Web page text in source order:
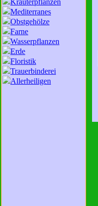
Kräuterpflanzen
Mediterranes
Obstgehölze
Farne
Wasserpflanzen
Erde
Floristik
Trauerbinderei
Allerheiligen